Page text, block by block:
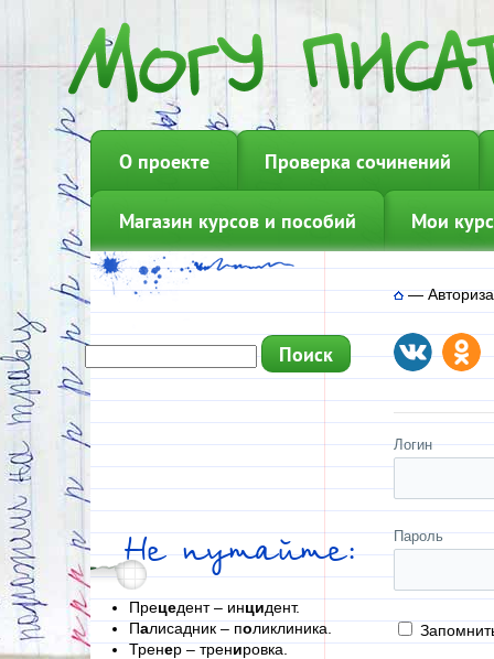
О проекте Проверка сочинений
Магазин курсов и пособий Мои
Не путайте:
Прецедент – инцидент.
Палисадник – поликлиника.
Тренер – тренировка.
—
Логин
Пароль